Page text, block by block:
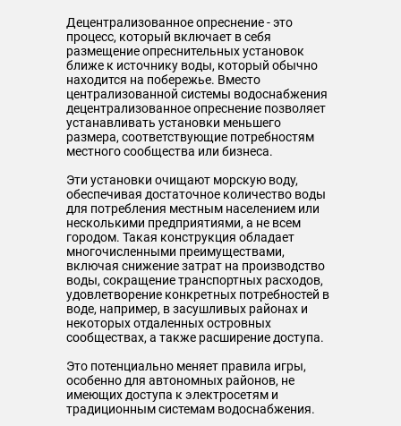
Децентрализованное опреснение - это
процесс, который включает в себя
размещение опреснительных установок
ближе к источнику воды, который обычно
находится на побережье. Вместо
централизованной системы водоснабжения
децентрализованное опреснение позволяет
устанавливать установки меньшего
размера, соответствующие потребностям
местного сообщества или бизнеса.
Эти установки очищают морскую воду,
обеспечивая достаточное количество воды
для потребления местным населением или
несколькими предприятиями, а не всем
городом. Такая конструкция обладает
многочисленными преимуществами,
включая снижение затрат на производство
воды, сокращение транспортных расходов,
удовлетворение конкретных потребностей в
воде, например, в засушливых районах и
некоторых отдаленных островных
сообществах, а также расширение доступа.
Это потенциально меняет правила игры,
особенно для автономных районов, не
имеющих доступа к электросетям и
традиционным системам водоснабжения.